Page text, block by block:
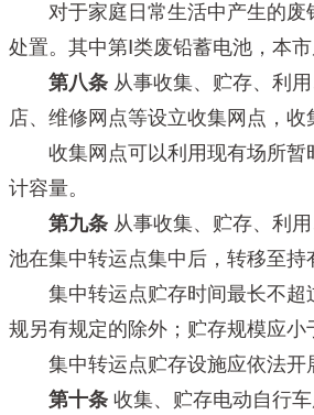
对于家庭日常生活中产生的废
处置。其中第Ⅰ类废铅蓄电池，本
第八条 从事收集、贮存、利
店、维修网点等设立收集网点，
收集网点可以利用现有场所暂
计容量。
第九条 从事收集、贮存、利
池在集中转运点集中后，转移至
集中转运点贮存时间最长不超
规另有规定的除外；贮存规模应
集中转运点贮存设施应依法开
第十条 收集、贮存电动自行